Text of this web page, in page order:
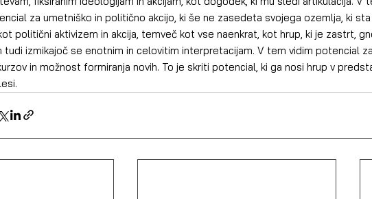
za umetniško in politično akcijo, ki še ne zasedeta svojega ozemlja, ki
politični aktivizem in akcija, temveč kot vse naenkrat, kot hrup, ki je zastrt,
tudi izmikajoč se enotnim in celovitim interpretacijam. V tem vidim potencial
in možnost formiranja novih. To je skriti potencial, ki ga nosi hrup v